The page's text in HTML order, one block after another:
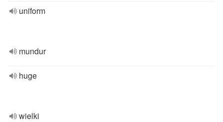
uniform
mundur
huge
wielki